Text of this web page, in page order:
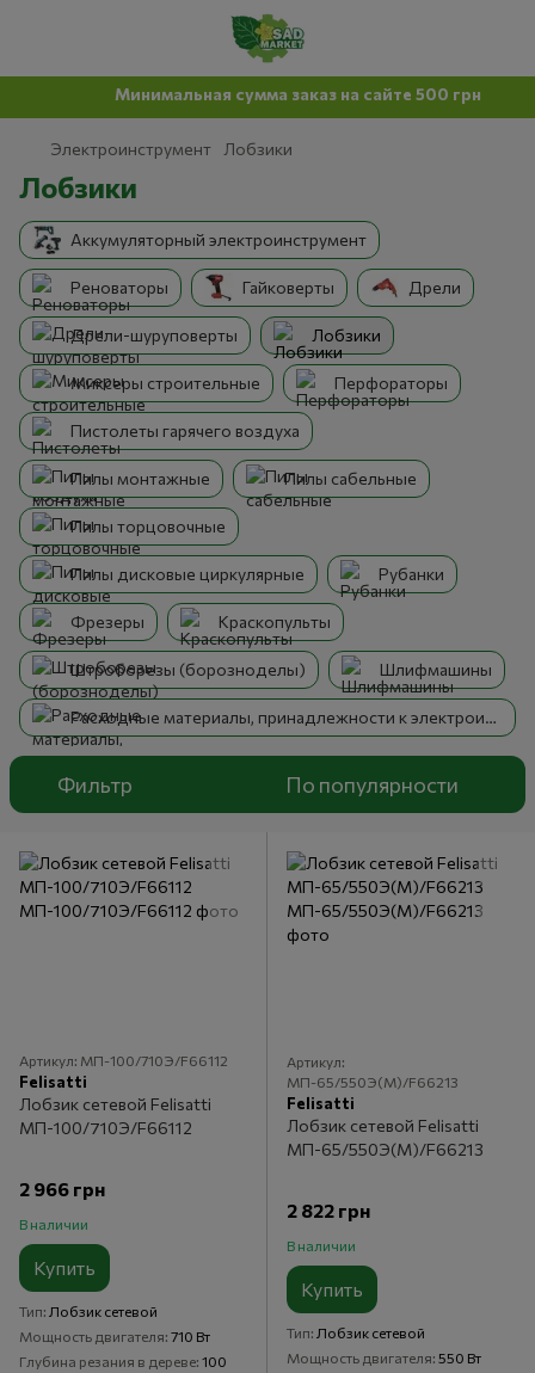
Минимальная сумма заказ на сайте 500 грн
Электроинструмент Лобзики
Лобзики
Аккумуляторный электроинструмент
Реноваторы Гайковерты Дрели
Дрели-шуруповерты Лобзики
Миксеры строительные Перфораторы
Пистолеты гарячего воздуха
Пилы монтажные Пилы сабельные
Пилы торцовочные
Пилы дисковые циркулярные Рубанки
Фрезеры Краскопульты
Штроборезы (борозноделы) Шлифмашины
Расходные материалы, принадлежности к электроинструменту
Фильтр По популярности
Артикул: МП-100/710Э/F66112
Felisatti
Лобзик сетевой Felisatti
МП-100/710Э/F66112
2 966 грн
В наличии
Купить
Тип Лобзик сетевой
Мощность двигателя 710 Вт
Глубина резания в дереве 100
Артикул:
МП-65/550Э(М)/F66213
Felisatti
Лобзик сетевой Felisatti
МП-65/550Э(М)/F66213
2 822 грн
В наличии
Купить
Тип Лобзик сетевой
Мощность двигателя 550 Вт